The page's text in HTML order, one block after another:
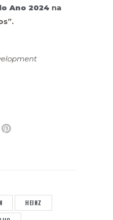
Ano 2024 na
HEINZ